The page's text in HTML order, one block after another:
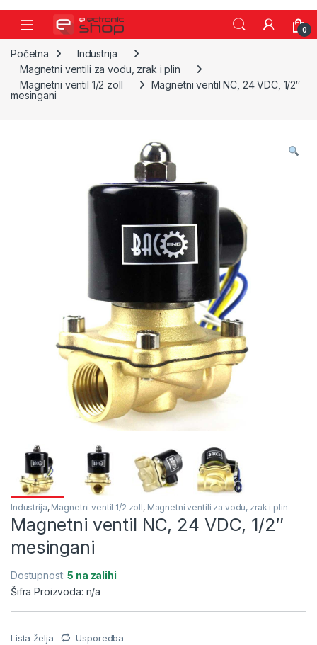
Skip to navigation
Skip to content
0
Početna
Industrija
Magnetni ventili za vodu, zrak i plin
Magnetni ventil 1/2 zoll
Magnetni ventil NC, 24 VDC, 1/2″
mesingani
Industrija, Magnetni ventil 1/2 zoll, Magnetni ventili za vodu, zrak i plin
Magnetni ventil NC, 24 VDC, 1/2″
mesingani
Dostupnost:5 na zalihi
Šifra Proizvoda: n/a
Lista želja Usporedba